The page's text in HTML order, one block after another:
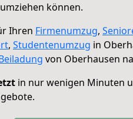
können.
Ihren Firmenumzug,
, Studentenumzug in
von Oberhausen
in nur wenigen Minuten